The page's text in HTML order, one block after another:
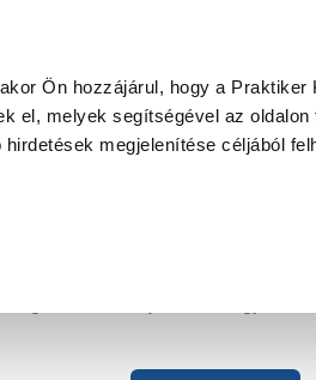
Ön hozzájárul, hogy a
el, melyek segítségével az oldalon
megjelenítése céljából